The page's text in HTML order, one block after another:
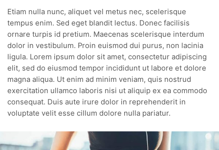
Etiam nulla nunc, aliquet vel metus nec, scelerisque
tempus enim. Sed eget blandit lectus. Donec facilisis
ornare turpis id pretium. Maecenas scelerisque interdum
dolor in vestibulum. Proin euismod dui purus, non lacinia
ligula. Lorem ipsum dolor sit amet, consectetur adipiscing
elit, sed do eiusmod tempor incididunt ut labore et dolore
magna aliqua. Ut enim ad minim veniam, quis nostrud
exercitation ullamco laboris nisi ut aliquip ex ea commodo
consequat. Duis aute irure dolor in reprehenderit in
voluptate velit esse cillum dolore nulla pariatur.